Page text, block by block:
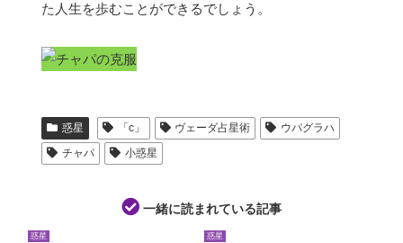
た人生を歩むことができるでしょう。
惑星 「c」 ヴェーダ占星術
ウパグラハ
チャパ
小惑星
一緒に読まれている記事
惑星 惑星